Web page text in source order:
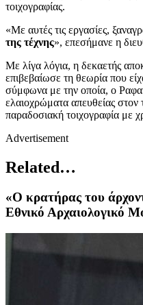
τοιχογραφίας.
«Με αυτές τις εργασίες,
της τέχνης», επεσήμανε η
Με λίγα λόγια, η δεκαετής
επιβεβαίωσε τη θεωρία που
σύμφωνα με την οποία, ο
ελαιοχρώματα απευθείας στον
παραδοσιακή τοιχογραφία με
Advertisement
Related…
«Ο κρατήρας του
Εθνικό Αρχαιολογικό